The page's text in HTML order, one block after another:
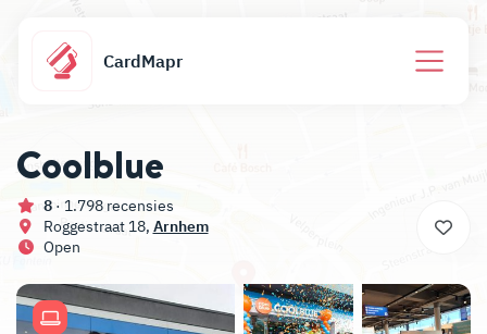
CardMapr
Coolblue
8 · 1.798 recensies
Roggestraat 18, Arnhem
Open